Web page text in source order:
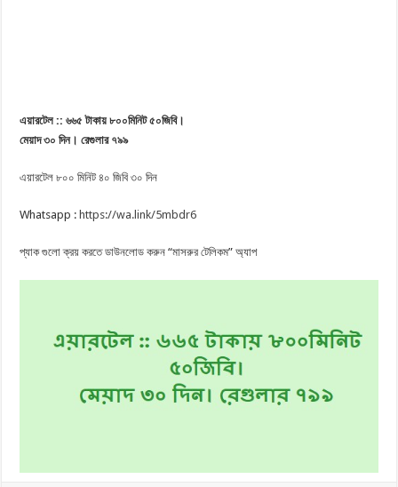
এয়ারটেল :: ৬৬৫ টাকায় ৮০০মিনিট ৫০জিবি।
মেয়াদ ৩০ দিন। রেগুলার ৭৯৯
এয়ারটেল ৮০০ মিনিট ৪০ জিবি ৩০ দিন
Whatsapp : https://wa.link/5mbdr6
প্যাক গুলো ক্রয় করতে ডাউনলোড করুন “মাসরুর টেলিকম” অ্যাপ